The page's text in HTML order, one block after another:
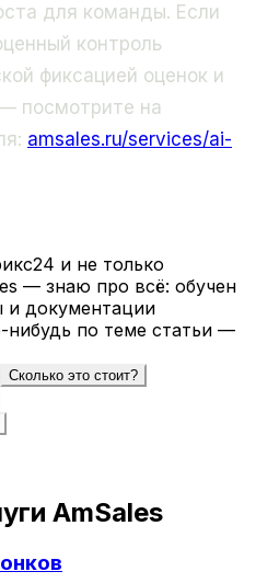
для команды. Если
контроль
фиксацией оценок и
посмотрите на
amsales.ru/services/ai-
и не только
— знаю про всё: обучен
документации
нибудь по теме статьи —
Сколько это стоит?
AmSales